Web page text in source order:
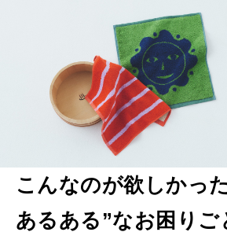
こんなのが欲しかっ
あるある”なお困りご